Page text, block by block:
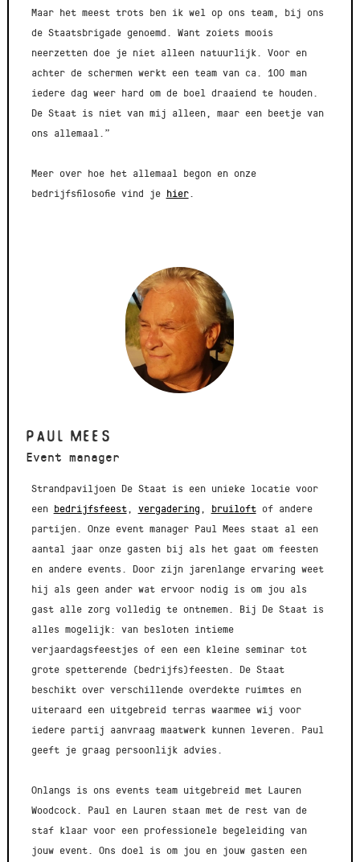
Maar het meest trots ben ik wel op ons team, bij ons
de Staatsbrigade genoemd. Want zoiets moois
neerzetten doe je niet alleen natuurlijk. Voor en
achter de schermen werkt een team van ca. 100 man
iedere dag weer hard om de boel draaiend te houden.
De Staat is niet van mij alleen, maar een beetje van
ons allemaal.”
Meer over hoe het allemaal begon en onze
bedrijfsfilosofie vind je hier.
Paul Mees
Event manager
Strandpaviljoen De Staat is een unieke locatie voor
een bedrijfsfeest, vergadering bruiloftof andere
partijen. Onze event manager Paul Mees staat al een
aantal jaar onze gasten bij als het gaat om feesten
en andere events. Door zijn jarenlange ervaring weet
hij als geen ander wat ervoor nodig is om jou als
gast alle zorg volledig te ontnemen. Bij De Staat is
alles mogelijk: van besloten intieme
verjaardagsfeestjes of een een kleine seminar tot
grote spetterende (bedrijfs)feesten. De Staat
beschikt over verschillende overdekte ruimtes en
uiteraard een uitgebreid terras waarmee wij voor
iedere partij aanvraag maatwerk kunnen leveren. Paul
geeft je graag persoonlijk advies.
Onlangs is ons events team uitgebreid met Lauren
Woodcock. Paul en Lauren staan met de rest van de
staf klaar voor een professionele begeleiding van
jouw event. Ons doel is om jou en jouw gasten een